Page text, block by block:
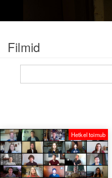
Filmid
Hetkel toimub